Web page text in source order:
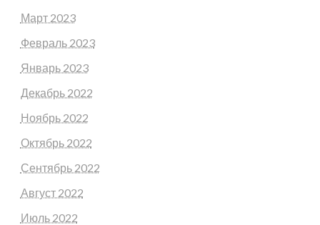
Март 2023
Февраль 2023
Январь 2023
Декабрь 2022
Ноябрь 2022
Октябрь 2022
Сентябрь 2022
Август 2022
Июль 2022